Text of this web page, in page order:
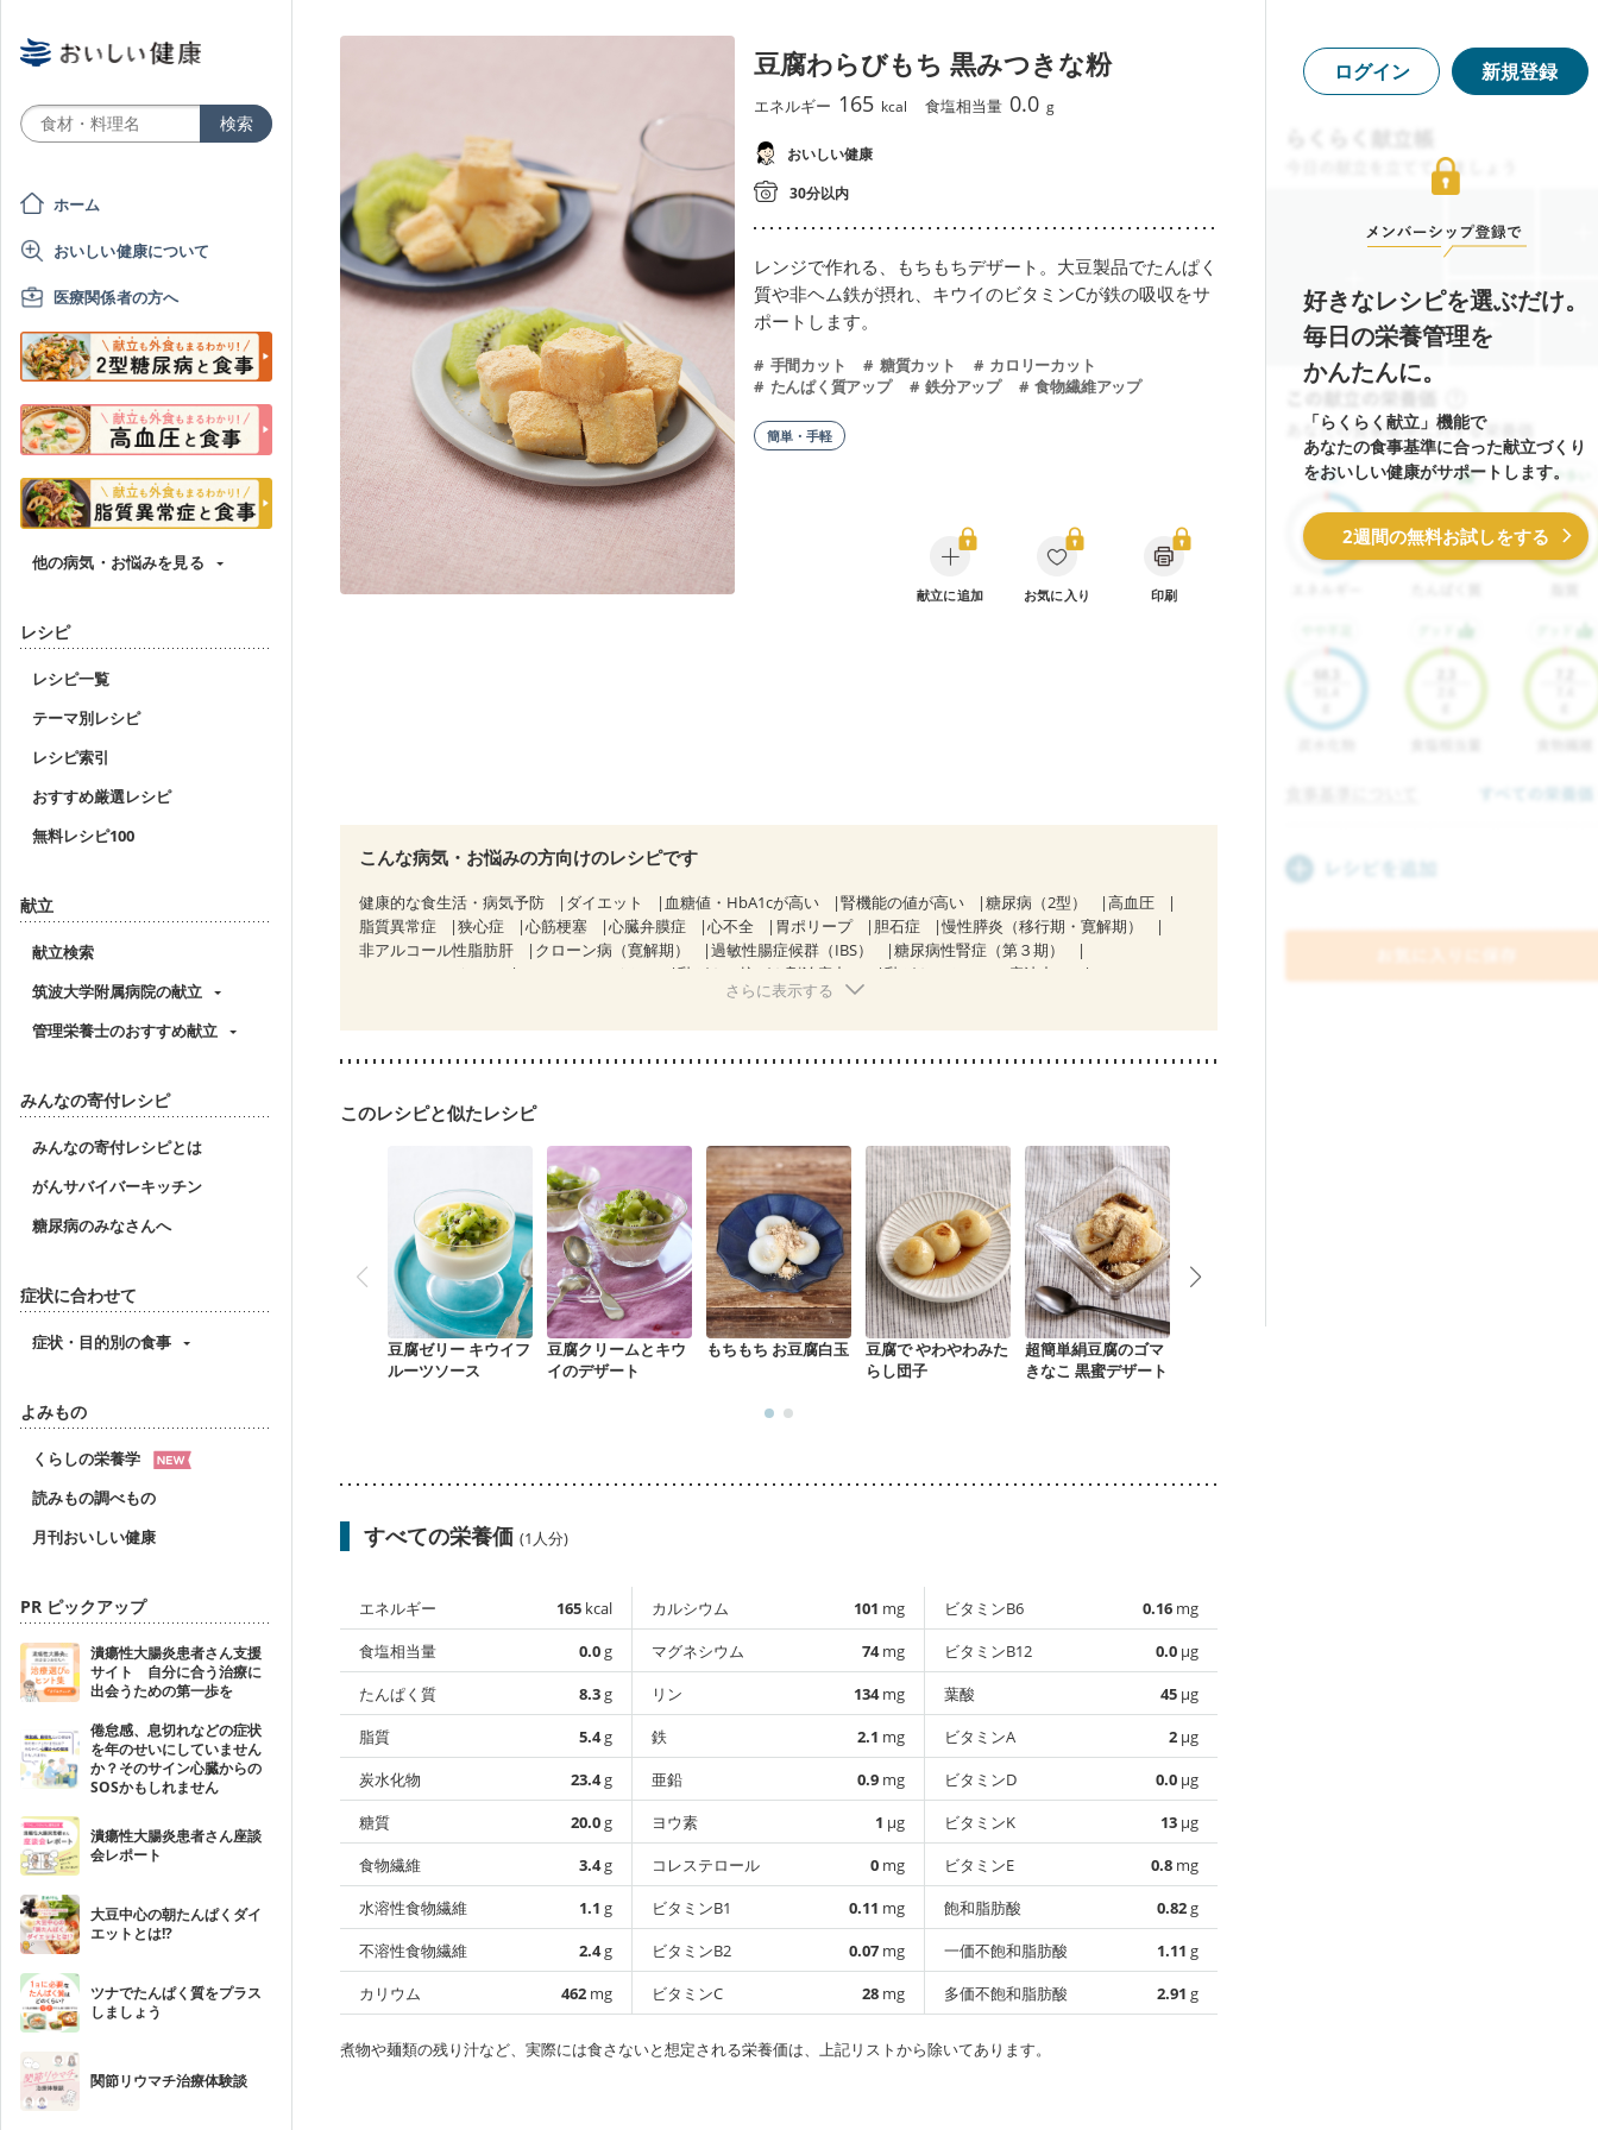
ホーム
おいしい健康について
医療関係者の方へ
他の病気・お悩みを見る
レシピ
レシピ一覧
テーマ別レシピ
レシピ索引
おすすめ厳選レシピ
無料レシピ100
献立
献立検索
筑波大学附属病院の献立
管理栄養士のおすすめ献立
みんなの寄付レシピ
みんなの寄付レシピとは
がんサバイバーキッチン
糖尿病のみなさんへ
症状に合わせて
症状・目的別の食事
よみもの
くらしの栄養学
読みもの調べもの
月刊おいしい健康
PR ピックアップ
潰瘍性大腸炎患者さん支援
サイト 自分に合う治療に
出会うための第一歩を
倦怠感、息切れなどの症状
を年のせいにしていません
か？そのサイン心臓からの
SOSかもしれません
潰瘍性大腸炎患者さん座談
会レポート
大豆中心の朝たんぱくダイ
エットとは!?
ツナでたんぱく質をプラス
しましょう
関節リウマチ治療体験談
豆腐わらびもち 黒みつきな粉
エネルギー 165 kcal 食塩相当量 0.0 g
おいしい健康
30分以内
レンジで作れる、もちもちデザート。大豆製品でたんぱく
質や非ヘム鉄が摂れ、キウイのビタミンCが鉄の吸収をサ
ポートします。
手間カット 糖質カット
カロリーカット
たんぱく質アップ
鉄分アップ 食物繊維アップ
簡単・手軽
献立に追加 お気に入り 印刷
こんな病気・お悩みの方向けのレシピです
健康的な食生活・病気予防 ダイエット 血糖値・HbA1cが高い 腎機能の値が高い 糖尿病（2型）
高血圧
脂質異常症
狭心症 心筋梗塞 心臓弁膜症 心不全 胃ポリープ 胆石症
慢性膵炎（移行期・寛解期）
非アルコール性脂肪肝
クローン病（寛解期） 過敏性腸症候群（IBS）
糖尿病性腎症（第３期）
CKD（ステージ１）
CKD（ステージ２） 乳がん（抗がん剤治療中）
乳がん（ホルモン療法中）
乳がん治療を終えた方・経過観察中の方など
妊婦健診・血糖値が気になる（初期）
妊娠高血圧(中期) 妊娠糖尿病(初期) 産後（母乳）
産後（混合栄養）
さらに表示する
このレシピと似たレシピ
豆腐ゼリー キウイフ
ルーツソース
豆腐クリームとキウ
イのデザート
もちもち お豆腐白玉
豆腐で やわやわみた
らし団子
超簡単絹豆腐のゴマ
きなこ 黒蜜デザート
すべての栄養価 (1人分)
エネルギー 165 kcal
食塩相当量
0.0g
たんぱく質
8.3g
脂質
5.4g
炭水化物
23.4g
糖質
20.0g
食物繊維
3.4g
水溶性食物繊維
1.1 g
不溶性食物繊維
2.4g
カリウム
462 mg
カルシウム 101 mg
マグネシウム
74mg
リン
134mg
鉄
2.1 mg
亜鉛
0.9 mg
ヨウ素
1 µg
コレステロール
0 mg
ビタミンB1
0.11 mg
ビタミンB2
0.07 mg
ビタミンC
28 mg
ビタミンB6 0.16 mg
ビタミンB12
0.0 µg
葉酸
45 µg
ビタミンA
2 µg
ビタミンD
0.0 µg
ビタミンK
13 µg
ビタミンE
0.8 mg
飽和脂肪酸
0.82g
一価不飽和脂肪酸
1.11 g
多価不飽和脂肪酸
2.91 g
煮物や麺類の残り汁など、実際には食さないと想定される栄養価は、上記リストから除いてあります。
ログイン 新規登録
好きなレシピを選ぶだけ。
毎日の栄養管理を
かんたんに。
「らくらく献立」機能で
あなたの食事基準に合った献立づくり
をおいしい健康がサポートします。
2週間の無料お試しをする